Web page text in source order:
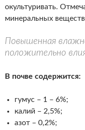
окультуривать.
минеральных
Повышенная
положительно
В почве содержится:
гумус – 1 – 6%;
калий – 2,5%;
азот – 0,2%;